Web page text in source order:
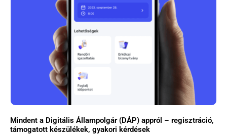
Mindent a Digitális Állampolgár (DÁP) appról – regisztráció,
támogatott készülékek, gyakori kérdések